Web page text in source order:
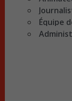
Équipe